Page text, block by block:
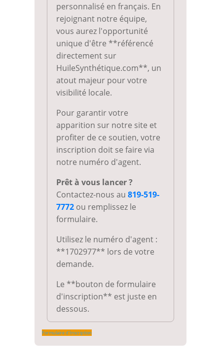
personnalisé en français. En
rejoignant notre équipe,
vous aurez l'opportunité
unique d'être **référencé
directement sur
HuileSynthétique.com**, un
atout majeur pour votre
visibilité locale.
Pour garantir votre
apparition sur notre site et
profiter de ce soutien, votre
inscription doit se faire via
notre numéro d'agent.
Prêt à vous lancer ?
Contactez-nous au 819-519-
7772ou remplissez le
formulaire.
Utilisez le numéro d'agent :
**1702977** lors de votre
demande.
Le **bouton de formulaire
d'inscription** est juste en
dessous.
Formulaire d'Inscription